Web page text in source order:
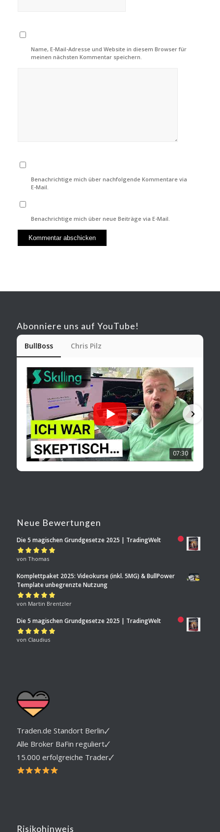
Name, E-Mail-Adresse und Website in diesem Browser für
meinen nächsten Kommentar speichern.
Benachrichtige mich über nachfolgende Kommentare via
E-Mail.
Benachrichtige mich über neue Beiträge via E-Mail.
Abonniere uns auf YouTube!
BullBoss Chris Pilz
07:30
Neue Bewertungen
Die 5 magischen Grundgesetze 2025 | TradingWelt
Bewertet mit
von Thomas
Komplettpaket 2025: Videokurse (inkl. 5MG) & BullPower
Template unbegrenzte Nutzung
Bewertet mit5
von Martin Brentzler
Die 5 magischen Grundgesetze 2025 | TradingWelt
Bewertet mit
von Claudius
Traden.de Standort Berlin🗸
Alle Broker BaFin reguliert🗸
15.000 erfolgreiche Trader🗸
Risikohinweis